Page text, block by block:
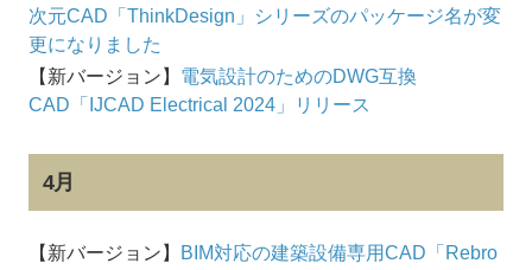
次元CAD「ThinkDesign」シリーズのパッケージ名が変
更になりました
【新バージョン】 電気設計のためのDWG互換
CAD「IJCAD Electrical 2024」リリース
4月
【新バージョン】
BIM対応の建築設備専用CAD「Rebro